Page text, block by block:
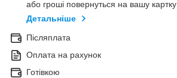
або гроші повернуться на вашу картку
Детальніше
Післяплата
Оплата на рахунок
Готівкою